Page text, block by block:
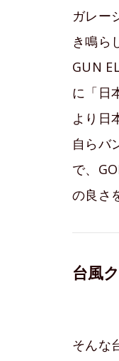
ガレー
き鳴ら
GUN
に「日
より日
自らバ
で、
の良さ
台風
そんな